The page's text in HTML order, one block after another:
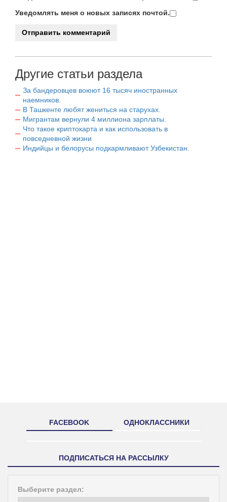
Уведомлять меня о новых записях почтой.
Другие статьи раздела
За бандеровцев воюют 16 тысяч иностранных
наемников.
В Ташкенте любят жениться на старухах.
Мигрантам вернули 4 миллиона зарплаты.
Что такое криптокарта и как использовать в
повседневной жизни
Индийцы и белорусы подкармливают Узбекистан.
FACEBOOK ОДНОКЛАССНИКИ
ПОДПИСАТЬСЯ НА РАССЫЛКУ
Выберите раздел: